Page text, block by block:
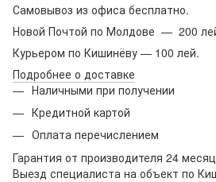
Самовывоз из офиса бесплатно.
Новой Почтой по Молдове — 200
Курьером по Кишинёву — 100 лей.
Подробнее о доставке
Наличными при получении
Кредитной картой
Оплата перечислением
Гарантия от производителя 24
Выезд специалиста на объект по